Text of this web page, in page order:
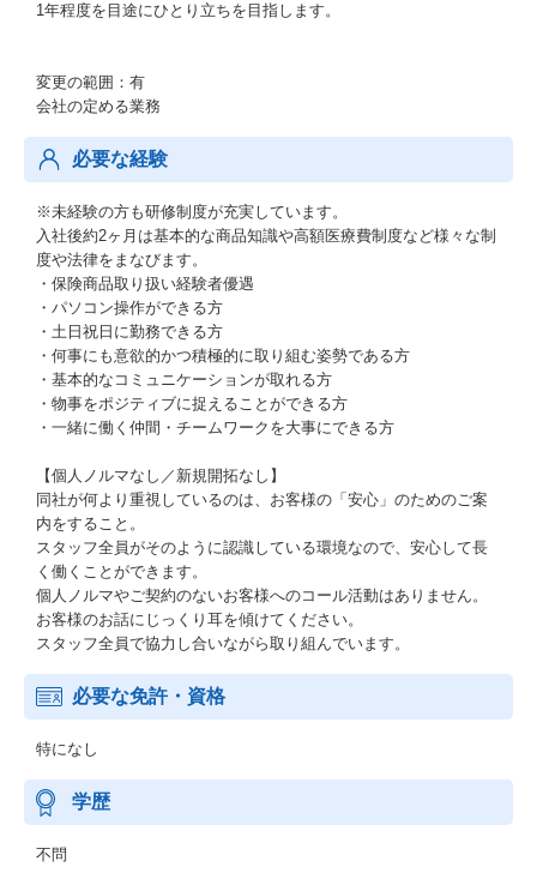
1年程度を目途にひとり立ちを目指します。
変更の範囲：有
会社の定める業務
必要な経験
※未経験の方も研修制度が充実しています。
入社後約2ヶ月は基本的な商品知識や高額医療費制度など様々な制
度や法律をまなびます。
・保険商品取り扱い経験者優遇
・パソコン操作ができる方
・土日祝日に勤務できる方
・何事にも意欲的かつ積極的に取り組む姿勢である方
・基本的なコミュニケーションが取れる方
・物事をポジティブに捉えることができる方
・一緒に働く仲間・チームワークを大事にできる方
【個人ノルマなし／新規開拓なし】
同社が何より重視しているのは、お客様の「安心」のためのご案
内をすること。
スタッフ全員がそのように認識している環境なので、安心して長
く働くことができます。
個人ノルマやご契約のないお客様へのコール活動はありません。
お客様のお話にじっくり耳を傾けてください。
スタッフ全員で協力し合いながら取り組んでいます。
必要な免許・資格
特になし
学歴
不問